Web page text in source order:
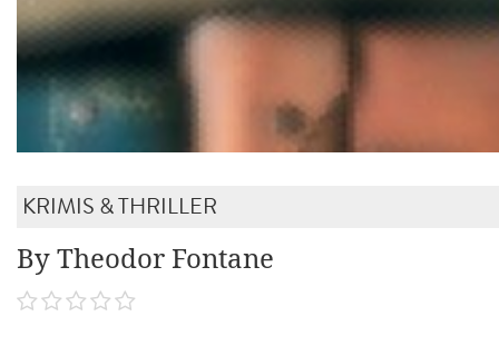
KRIMIS & THRILLER
By Theodor Fontane